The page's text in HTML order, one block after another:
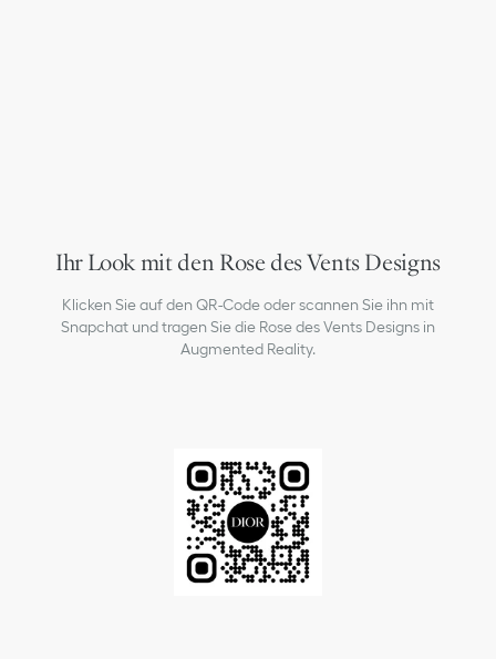
Ihr Look mit den Rose des Vents Designs
Klicken Sie auf den QR-Code oder scannen Sie ihn mit
Snapchat und tragen Sie die Rose des Vents Designs in
Augmented Reality.